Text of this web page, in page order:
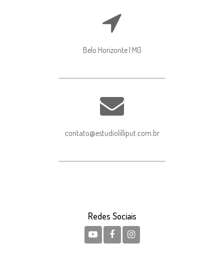
Belo Horizonte | MG
contato@estudiolilliput.com.br
Redes Sociais